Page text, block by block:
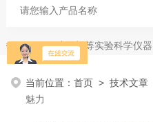
热门关键词：冻干机等实验科学仪器
当前位置：首页 >技术文章
魅力